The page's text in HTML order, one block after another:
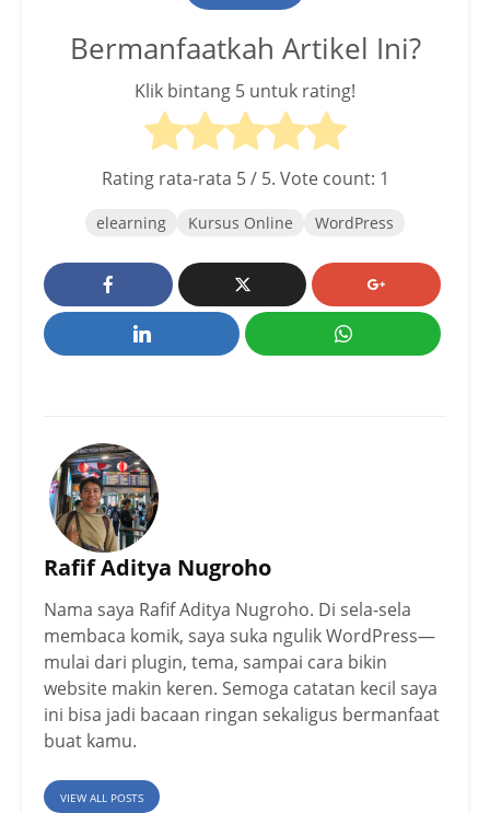
Bermanfaatkah Artikel Ini?
Klik bintang 5 untuk rating!
Rating rata-rata 5/ 5. Vote count: 1
elearning Kursus Online WordPress
Rafif Aditya Nugroho
Nama saya Rafif Aditya Nugroho. Di sela-sela
membaca komik, saya suka ngulik WordPress—
mulai dari plugin, tema, sampai cara bikin
website makin keren. Semoga catatan kecil saya
ini bisa jadi bacaan ringan sekaligus bermanfaat
buat kamu.
VIEW ALL POSTS